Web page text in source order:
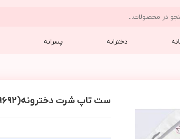
دخترانه پسرانه
ست تاپ شرت دخترونه(9692)